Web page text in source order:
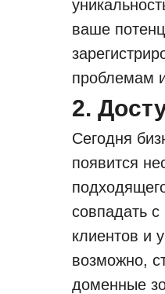
ваше
проблемам
2.
Сегодня
появится
совпадать
клиентов и
возможно,
доменные